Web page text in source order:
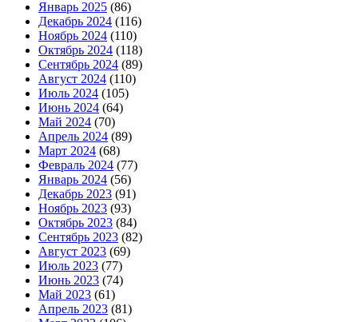
Январь 2025 (86)
Декабрь 2024 (116)
Ноябрь 2024 (110)
Октябрь 2024 (118)
Сентябрь 2024 (89)
Август 2024 (110)
Июль 2024 (105)
Июнь 2024 (64)
Май 2024 (70)
Апрель 2024 (89)
Март 2024 (68)
Февраль 2024 (77)
Январь 2024 (56)
Декабрь 2023 (91)
Ноябрь 2023 (93)
Октябрь 2023 (84)
Сентябрь 2023 (82)
Август 2023 (69)
Июль 2023 (77)
Июнь 2023 (74)
Май 2023 (61)
Апрель 2023 (81)